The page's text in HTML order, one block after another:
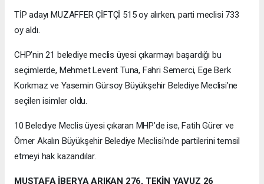
TİP adayı MUZAFFER ÇİFTÇİ 515 oy alırken, parti meclisi 733
oy aldı.
CHP’nin 21 belediye meclis üyesi çıkarmayı başardığı bu
seçimlerde, Mehmet Levent Tuna, Fahri Semerci, Ege Berk
Korkmaz ve Yasemin Gürsoy Büyükşehir Belediye Meclisi’ne
seçilen isimler oldu.
10 Belediye Meclis üyesi çıkaran MHP’de ise, Fatih Gürer ve
Ömer Akalın Büyükşehir Belediye Meclisi’nde partilerini temsil
etmeyi hak kazandılar.
MUSTAFA İBERYA ARIKAN 276, TEKİN YAVUZ 26